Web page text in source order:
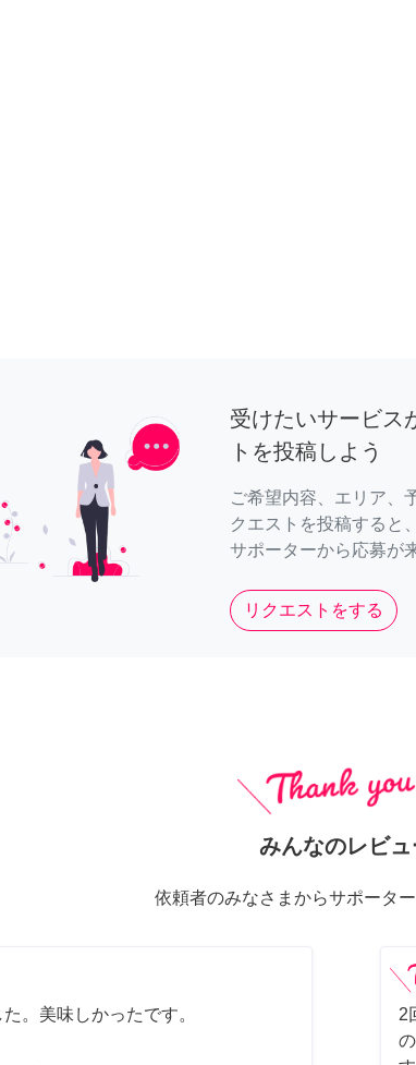
受けたいサービス
トを投稿しよう
ご希望内容、エリア、
クエストを投稿すると
サポーターから応募が
リクエストをする
みんなのレビュ
依頼者のみなさまからサポータ
。美味しかったです。
2